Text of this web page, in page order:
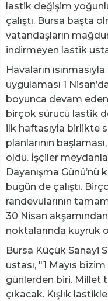
lastik değişim
çalıştı. Bursa başta
vatandaşların
indirmeyen lastik
Havaların
uygulaması 1
boyunca devam
birçok sürücü lastik
ilk haftasıyla birlikte
planlarının
oldu. İşçiler
Dayanışma
bugün de çalıştı.
randevularının
30 Nisan
noktalarında kuyruk
Bursa Küçük Sanayi
ustası, "1 Mayıs
günlerden biri. Millet
çıkacak. Kışlık